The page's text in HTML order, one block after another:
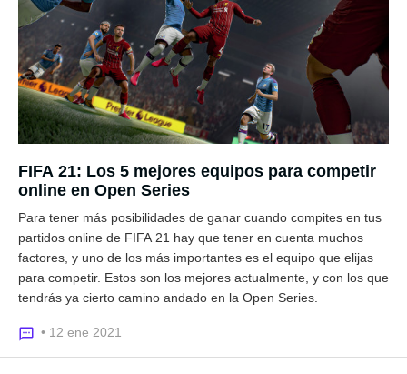
FIFA 21: Los 5 mejores equipos para competir
online en Open Series
Para tener más posibilidades de ganar cuando compites en tus
partidos online de FIFA 21 hay que tener en cuenta muchos
factores, y uno de los más importantes es el equipo que elijas
para competir. Estos son los mejores actualmente, y con los que
tendrás ya cierto camino andado en la Open Series.
• 12 ene 2021